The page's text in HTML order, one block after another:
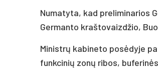
Numatyta, kad preliminarios
Germanto kraštovaizdžio,
Ministrų kabineto posėdyje
funkcinių zonų ribos,